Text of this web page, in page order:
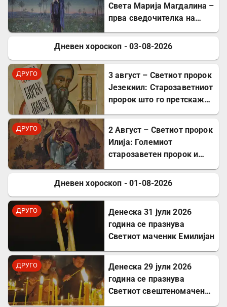
Света Марија Магдалина –
прва сведочителка на
ДРУГО
Дневен хороскоп - 03-08-2026
ДРУГО
3 август – Светиот пророк
Језекиил: Старозаветниот
пророк што го претскажа
ДРУГО
2 Август – Светиот пророк
Илија: Големиот
старозаветен пророк и
ДРУГО
Дневен хороскоп - 01-08-2026
ДРУГО
Денеска 31 јули 2026
година се празнува
Светиот маченик Емилијан
ДРУГО
Денеска 29 јули 2026
година се празнува
Светиот свештеномаченик